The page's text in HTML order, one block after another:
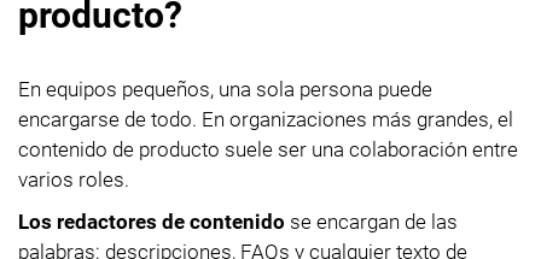
producto?
En equipos pequeños, una sola persona puede
encargarse de todo. En organizaciones más grandes, el
contenido de producto suele ser una colaboración entre
varios roles.
Los redactores de contenido se encargan de las
palabras: descripciones, FAQs y cualquier texto de